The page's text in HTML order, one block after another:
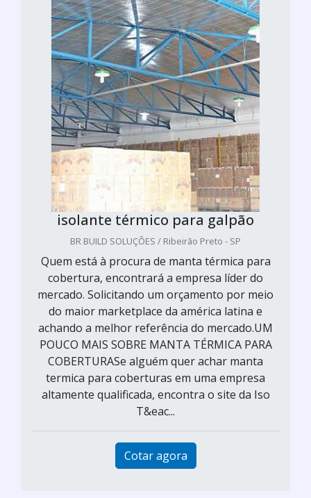
isolante térmico para galpão
BR BUILD SOLUÇÕES / Ribeirão Preto - SP
Quem está à procura de manta térmica para
cobertura, encontrará a empresa líder do
mercado. Solicitando um orçamento por meio
do maior marketplace da américa latina e
achando a melhor referência do mercado.UM
POUCO MAIS SOBRE MANTA TÉRMICA PARA
COBERTURASe alguém quer achar manta
termica para coberturas em uma empresa
altamente qualificada, encontra o site da Iso
T&eac...
Cotar agora